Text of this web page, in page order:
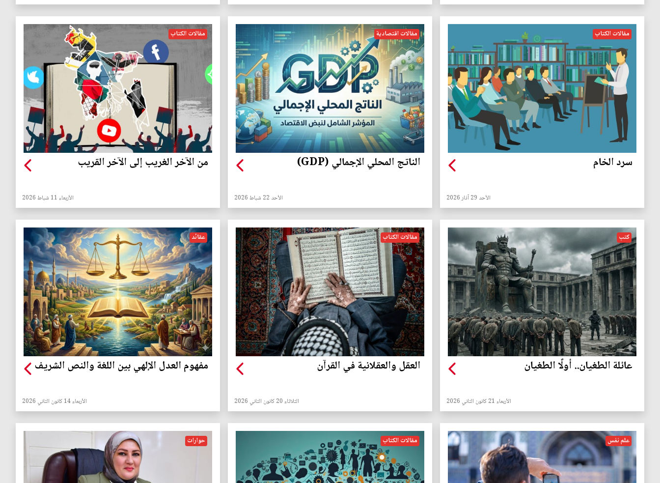
مقالات الكتاب
سرد الخام
الأحد 29 آذار 2026
مقالات اقتصادية
الناتج المحلي الإجمالي (GDP)
الأحد 22 شباط 2026
مقالات الكتاب
من الآخر الغريب إلى الآخر القريب
الأربعاء 11 شباط 2026
كتب
عائلة الطغيان.. أولًا الطغيان
الأربعاء 21 كانون الثاني 2026
مقالات الكتاب
العقل والعقلانية في القرآن
الثلاثاء 20 كانون الثاني 2026
عقائد
مفهوم العدل الإلهي بين اللغة والنص الشريف
الأربعاء 14 كانون الثاني 2026
علم نفس مقالات الكتاب حوارات